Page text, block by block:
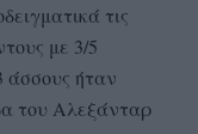
τις
με 3/5
άσσους ήταν
του Αλεξάνταρ